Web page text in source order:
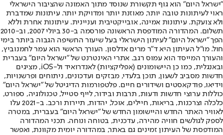
"ישראל היום" הוא גוף תקשורת שנוסד מתוך האמונה שהציבור הישראלי
ראוי לעיתונות טובה יותר, מאוזנת יותר ומדויקת יותר. עיתונות שמדברת
ולא צועקת. עיתונות אמינה, אובייקטיבית ועניינית. עיתונות אחרת וללא
תשלום. המהדורה המודפסת הראשונה פורסמה ב-30 ביולי 2007, וב-2010
הפך "ישראל היום" לעיתון הישראלי בעל שיעור החשיפה הגבוה ביותר בימי
חול. מו"ל העיתון היא ד"ר מרים אדלסון. העורך הראשי הוא עמר לחמנוביץ,
והעורך המייסד הוא עמוס רגב. אתרי האינטרנט של "ישראל היום" בעברית
ובאנגלית, כמו כן היישומונים (אפליקציות) לאנדרואיד ול-iOS, מציגים
חדשות מסביב לשעון, תוכן בלעדי, מבזקים ועדכונים, ניתוחים ופרשנויות,
וידיאו, פודקאסטים ושידורים חיים. פלטפורמות הדיגיטל של "ישראל היום"
כוללות ערוצי חדשות ודעות, תרבות ובידור, לייף סטייל, טכנולוגיה, ספורט,
כלכלה וצרכנות, בריאות, חיילים, אוכל, יהדות, תיירות ורכב. ב-2021 עלו
לאוויר האתר החדש והיישומון החדש של "ישראל היום" בעברית, במטרה
לספק לגולשים חוויה מהירה, עדכנית, בטוחה ונוחה. תכני המהדורה
המודפסת של העיתון זמינים גם באתר, במהדורה יומית מקוונת, ואפשר